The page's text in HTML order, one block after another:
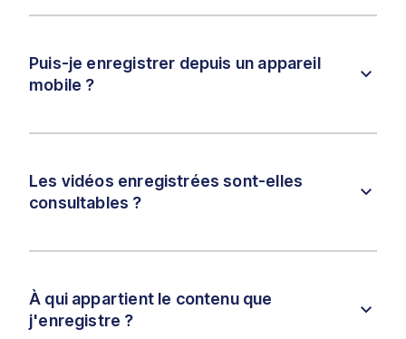
Puis-je enregistrer depuis un appareil
mobile ?
Les vidéos enregistrées sont-elles
consultables ?
À qui appartient le contenu que
j'enregistre ?